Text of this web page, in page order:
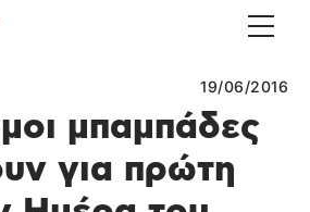
19/06/2016
μπαμπάδες
για πρώτη